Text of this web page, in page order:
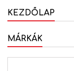
KEZDŐLAP
MÁRKÁK